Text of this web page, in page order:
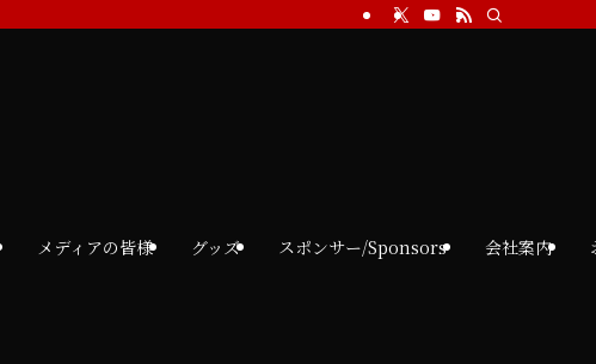
メディアの皆様 グッズ スポンサー/Sponsors 会社案内